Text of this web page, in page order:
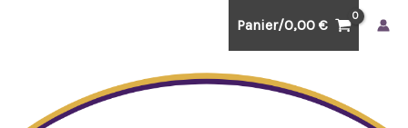
Panier/0,00 €